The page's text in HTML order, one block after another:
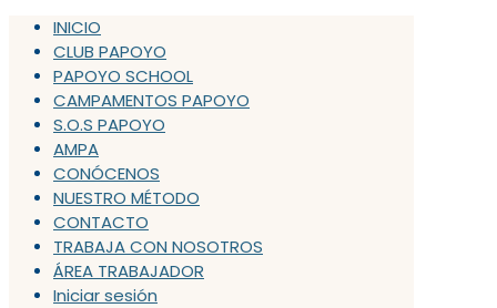
INICIO
CLUB PAPOYO
PAPOYO SCHOOL
CAMPAMENTOS PAPOYO
S.O.S PAPOYO
AMPA
CONÓCENOS
NUESTRO MÉTODO
CONTACTO
TRABAJA CON NOSOTROS
ÁREA TRABAJADOR
Iniciar sesión